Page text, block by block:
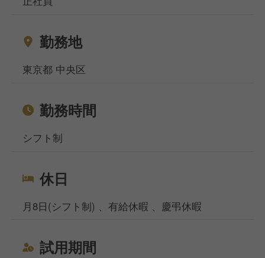
地元で働きたい方、都心部で働きたいけど引っ越しの
ご相談ください！
相談窓口事務所は東京、大阪、名古屋、福岡の4拠点
になりますが、WEB面談も実施しており、飲食専門
勤務地
東京都 中央区
勤務時間
シフト制
休日
月8日(シフト制) 、有給休暇 、慶弔休暇
試用期間